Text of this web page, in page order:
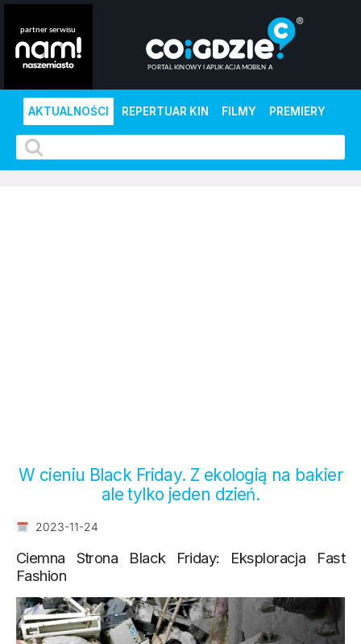
AKTUALNOŚCI REPERTUAR KIN FILMY PREMIERY
W cieniu Black Friday. Z ekologią na bakier
ale tylko jeden dzień.
2023-11-24
Ciemna Strona Black Friday: Eksploracja Fast
Fashion